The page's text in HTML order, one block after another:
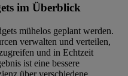
im Überblick
mühelos geplant werden.
verwalten und verteilen,
und in Echtzeit
ist eine bessere
über verschiedene